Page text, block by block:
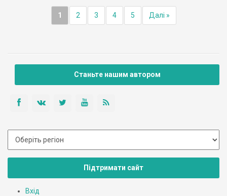
1 2 3 4 5 Далі »
Станьте нашим автором
Підтримати сайт
Вхід